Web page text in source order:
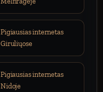
Pigiausias internetas
Giruliųose
Pigiausias internetas
Nidoje